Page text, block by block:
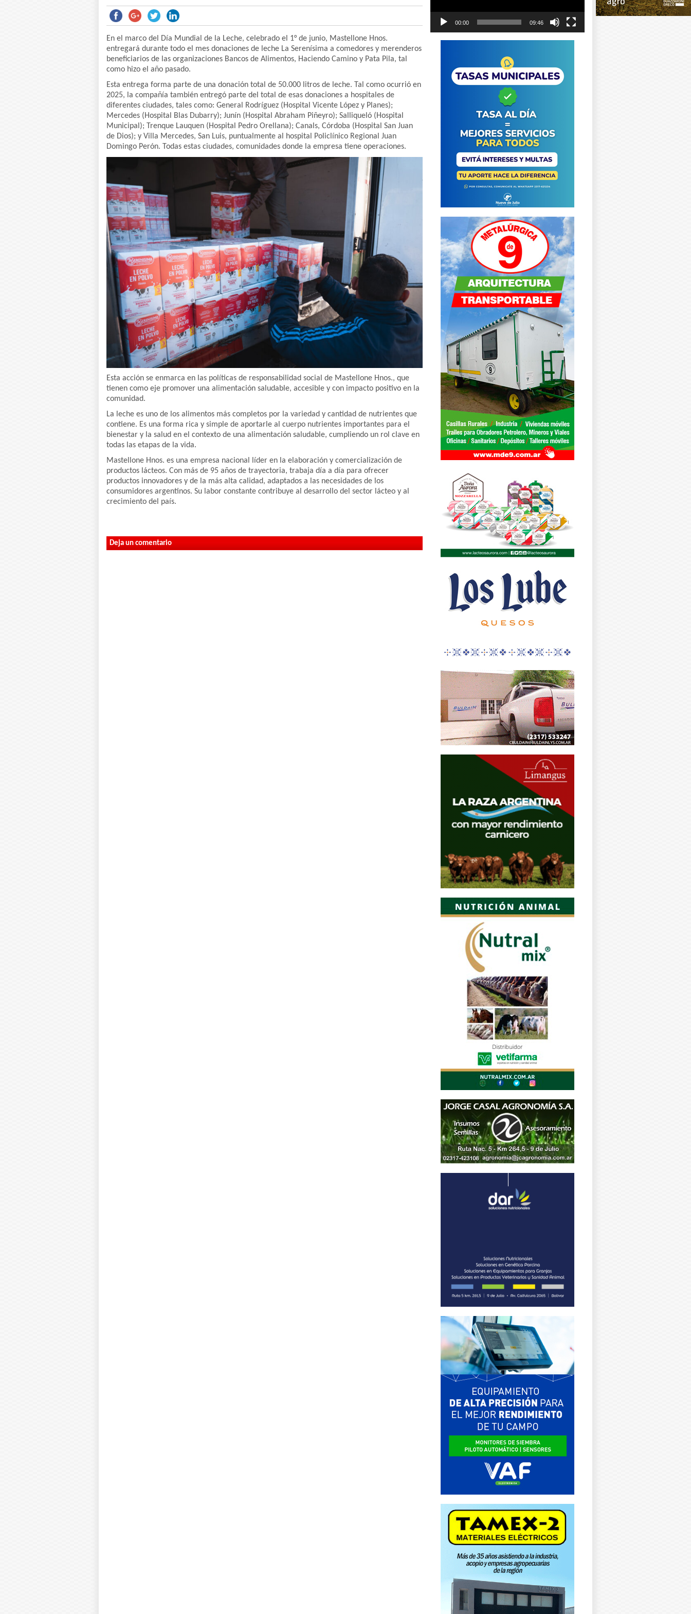
En el marco del Día Mundial de la Leche, celebrado el 1° de junio, Mastellone Hnos.
entregará durante todo el mes donaciones de leche La Serenísima a comedores y merenderos
beneficiarios de las organizaciones Bancos de Alimentos, Haciendo Camino y Pata Pila, tal
como hizo el año pasado.
Esta entrega forma parte de una donación total de 50.000 litros de leche. Tal como ocurrió en
2025, la compañía también entregó parte del total de esas donaciones a hospitales de
diferentes ciudades, tales como: General Rodríguez (Hospital Vicente López y Planes);
Mercedes (Hospital Blas Dubarry); Junín (Hospital Abraham Piñeyro); Salliqueló (Hospital
Municipal); Trenque Lauquen (Hospital Pedro Orellana); Canals, Córdoba (Hospital San Juan
de Dios); y Villa Mercedes, San Luis, puntualmente al hospital Policlínico Regional Juan
Domingo Perón. Todas estas ciudades, comunidades donde la empresa tiene operaciones.
Esta acción se enmarca en las políticas de responsabilidad social de Mastellone Hnos., que
tienen como eje promover una alimentación saludable, accesible y con impacto positivo en la
comunidad.
La leche es uno de los alimentos más completos por la variedad y cantidad de nutrientes que
contiene. Es una forma rica y simple de aportarle al cuerpo nutrientes importantes para el
bienestar y la salud en el contexto de una alimentación saludable, cumpliendo un rol clave en
todas las etapas de la vida.
Mastellone Hnos. es una empresa nacional líder en la elaboración y comercialización de
productos lácteos. Con más de 95 años de trayectoria, trabaja día a día para ofrecer
productos innovadores y de la más alta calidad, adaptados a las necesidades de los
consumidores argentinos. Su labor constante contribuye al desarrollo del sector lácteo y al
crecimiento del país.
Deja un comentario
00:00 09:46